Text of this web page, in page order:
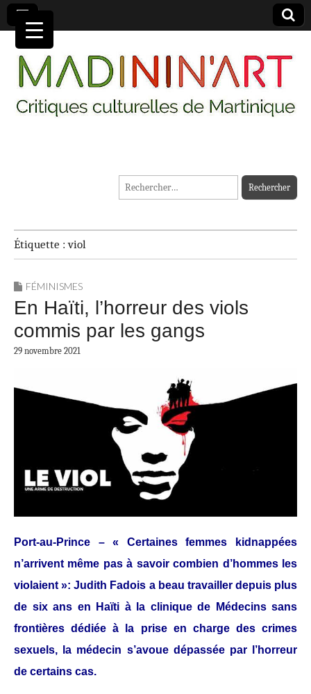
MADININ'ART
Rechercher :
Étiquette :viol
FÉMINISMES
En Haïti, l’horreur des viols
commis par les gangs
29 novembre 2021
Port-au-Prince – « Certaines femmes kidnappées
n’arrivent même pas à savoir combien d’hommes les
violaient »: Judith Fadois a beau travailler depuis plus
de six ans en Haïti à la clinique de Médecins sans
frontières dédiée à la prise en charge des crimes
sexuels, la médecin s’avoue dépassée par l’horreur
de certains cas.